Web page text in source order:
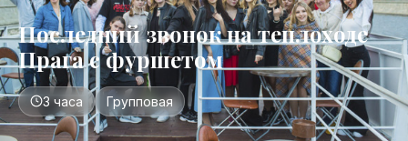
Последний звонок на теплоходе
Прага с фуршетом
3 часа Групповая